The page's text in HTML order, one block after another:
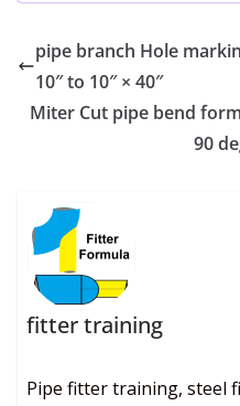
pipe branch Hole
10″ to 10″ × 40″
Miter Cut pipe bend
90
fitter training
Pipe fitter training, steel